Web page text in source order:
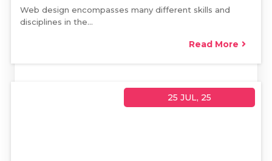
Web design encompasses many different skills and
disciplines in the…
Read More
25 JUL, 25